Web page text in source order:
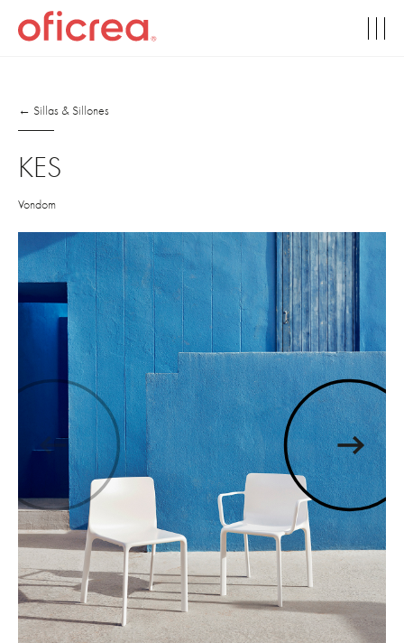
← Sillas & Sillones
KES
Vondom